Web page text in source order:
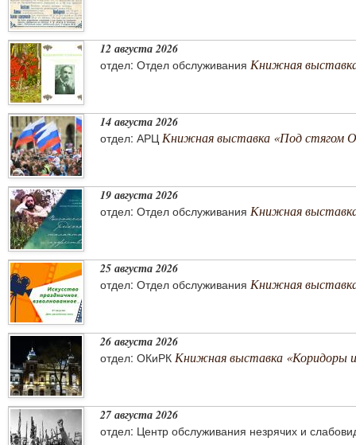
12 августа 2026
отдел: Отдел обслуживания Книжная
14 августа 2026
отдел: АРЦ Книжная выставка «Под стягом
19 августа 2026
отдел: Отдел обслуживания Книжная
25 августа 2026
отдел: Отдел обслуживания Книжная
26 августа 2026
отдел: ОКиРК Книжная выставка «Коридоры
27 августа 2026
отдел: Центр обслуживания незрячих и